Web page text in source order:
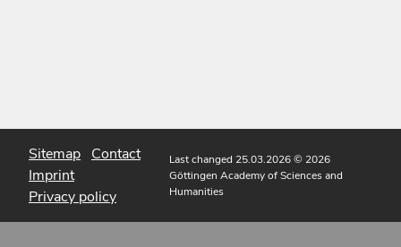
Sitemap Contact
Imprint
Privacy policy
Last changed 25.03.2026© 2026
Göttingen Academy of Sciences and
Humanities